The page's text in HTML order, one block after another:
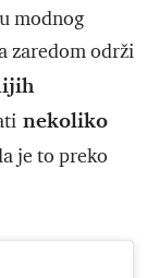
modnog
zaredom održi
nekoliko
je to preko